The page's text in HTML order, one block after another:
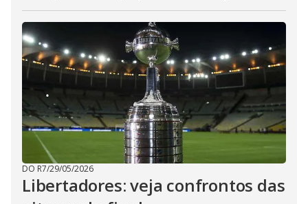
DO R7/29/05/2026
Libertadores: veja confrontos das